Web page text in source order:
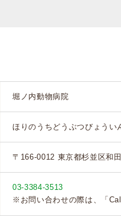
堀ノ内動物病院
ほりのうちどうぶつびょうい
〒166-0012 東京都杉並区和
03-3384-3513
※お問い合わせの際は、「